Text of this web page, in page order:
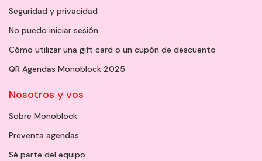
Seguridad y privacidad
No puedo iniciar sesión
Cómo utilizar una gift card o un cupón de descuento
QR Agendas Monoblock 2025
Nosotros y vos
Sobre Monoblock
Preventa agendas
Sé parte del equipo